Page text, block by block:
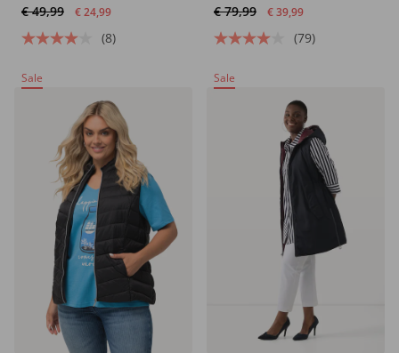
gerecycled
€ 49,99 € 24,99
(8)
€ 79,99 € 39,99
(79)
Sale Sale